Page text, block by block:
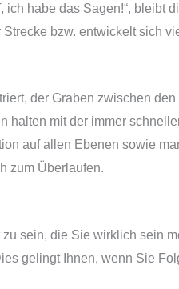
ich habe das Sagen!“, bleibt
bzw. entwickelt sich
der Graben zwischen den
halten mit der immer
auf allen Ebenen sowie
zum Überlaufen.
sein, die Sie wirklich sein
gelingt Ihnen, wenn Sie